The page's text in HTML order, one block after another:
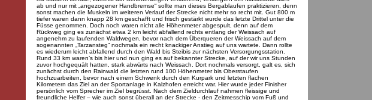
ab und nur mit „angezogener Handbremse“ sollte man dieses Bergablaufen praktizieren, denn
sonst machen die Muskeln im weiteren Verlauf der Strecke nicht mehr so recht mit. Gut 800 m
tiefer waren dann knapp 28 km geschafft und frisch gestärkt wurde das letzte Drittel unter die
Füsse genommen. Doch noch waren nicht alle Höhenmeter abgespult, denn auf dem
Rückweg ging es zunächst etwa 2 km leicht abfallend rechts entlang der Weissach auf
angenehm zu laufenden Waldwegen, bevor nach dem Überqueren der Weissach auf dem
sogenannten „Tarzansteg“ nochmals ein recht knackiger Anstieg auf uns wartete. Dann rollte
es wiederum leicht abfallend durch den Wald bis Steibis zur nächsten Versorgungsstation.
Rund 33 km waren’s bis hier und nun ging es auf bekannter Strecke, auf der wir uns Stunden
zuvor hochgequält hatten, stark abwärts nach Weissach. Dort nochmals versorgt, galt es, sich
zunächst durch den Rainwald die letzten rund 100 Höhenmeter bis Oberstaufen
hochzuarbeiten, bevor nach einem Schwenk durch den Kurpark und letzten flachen
Kilometern das Ziel an der Sportanlage in Kalzhofen erreicht war. Hier wurde jeder Finisher
persönlich vom Sprecher im Ziel begrüsst. Nach dem Zieldurchlauf nahmen fleissige und
freundliche Helfer – wie auch sonst überall an der Strecke - den Zeitmesschip vom Fuß und